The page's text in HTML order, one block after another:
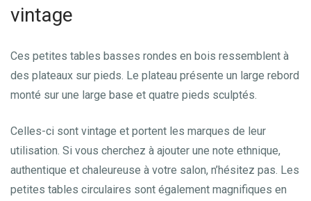
vintage
Ces petites tables basses rondes en bois ressemblent à
des plateaux sur pieds. Le plateau présente un large rebord
monté sur une large base et quatre pieds sculptés.
Celles-ci sont vintage et portent les marques de leur
utilisation. Si vous cherchez à ajouter une note ethnique,
authentique et chaleureuse à votre salon, n’hésitez pas. Les
petites tables circulaires sont également magnifiques en